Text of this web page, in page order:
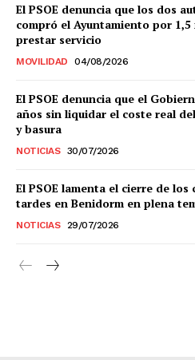
El PSOE denuncia que los dos
compró el Ayuntamiento por
prestar servicio
MOVILIDAD 04/08/2026
El PSOE denuncia que el
años sin liquidar el coste real
y basura
NOTICIAS 30/07/2026
El PSOE lamenta el cierre de
tardes en Benidorm en plena
NOTICIAS 29/07/2026